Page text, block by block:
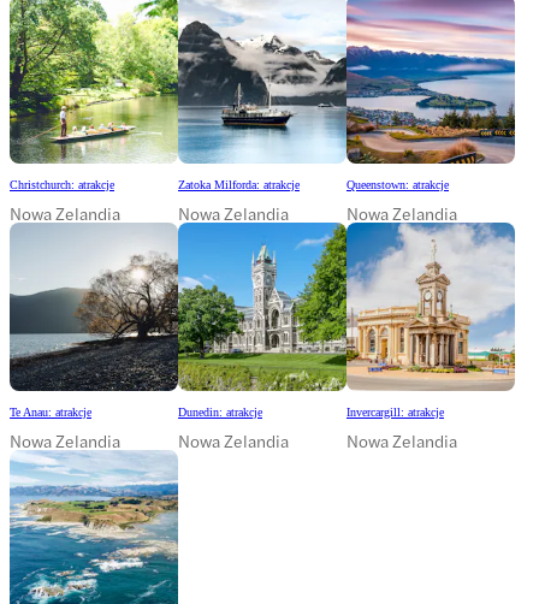
Christchurch: atrakcje
Nowa Zelandia
Zatoka Milforda: atrakcje
Nowa Zelandia
Queenstown: atrakcje
Nowa Zelandia
Te Anau: atrakcje
Nowa Zelandia
Dunedin: atrakcje
Nowa Zelandia
Invercargill: atrakcje
Nowa Zelandia